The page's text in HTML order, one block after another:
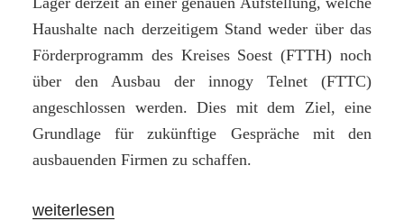
Haushalte nach derzeitigem Stand weder über das
Förderprogramm des Kreises Soest (FTTH) noch
über den Ausbau der innogy Telnet (FTTC)
angeschlossen werden. Dies mit dem Ziel, eine
Grundlage für zukünftige Gespräche mit den
ausbauenden Firmen zu schaffen.
„BG,
weiterlesen